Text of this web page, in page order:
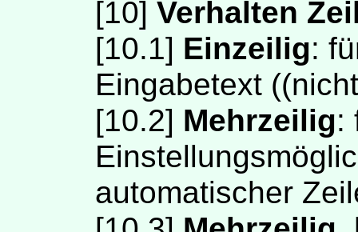
[10] Verhalten
[10.1] Einzeilig:
Eingabetext
[10.2] Mehrzeilig:
automatischer